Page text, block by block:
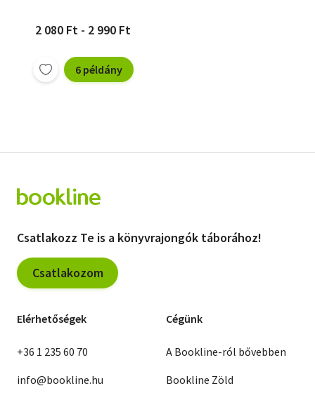
2 080 Ft - 2 990 Ft
6 példány
Csatlakozz Te is a könyvrajongók táborához!
Csatlakozom
Elérhetőségek
+36 1 235 60 70
info@bookline.hu
Cégünk
A Bookline-ról bővebben
Bookline Zöld